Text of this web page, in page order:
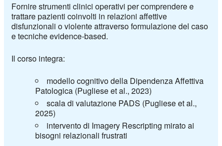
Fornire strumenti clinici operativi per comprendere e
trattare pazienti coinvolti in relazioni affettive
disfunzionali o violente attraverso formulazione del caso
e tecniche evidence-based.
Il corso integra:
modello cognitivo della Dipendenza Affettiva
Patologica (Pugliese et al., 2023)
scala di valutazione PADS (Pugliese et al.,
2025)
intervento di Imagery Rescripting mirato ai
bisogni relazionali frustrati